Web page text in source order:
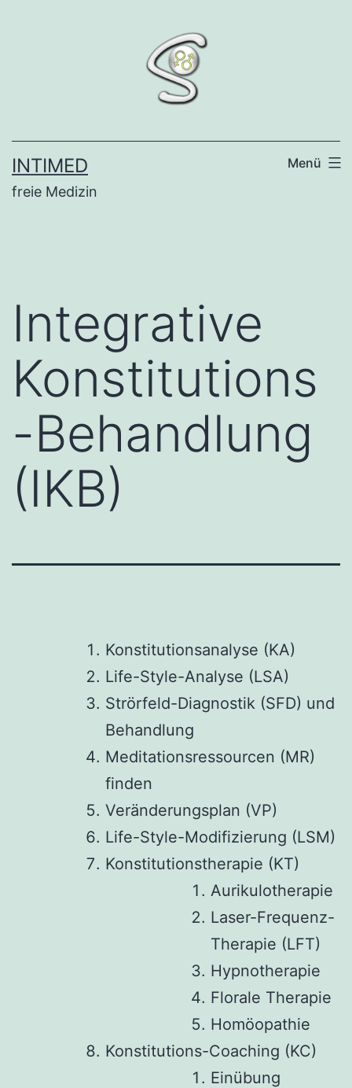
INTIMED
freie Medizin
Menü
Integrative
Konstitutions
-Behandlung
(IKB)
Konstitutionsanalyse (KA)
Life-Style-Analyse (LSA)
Strörfeld-Diagnostik (SFD) und
Behandlung
Meditationsressourcen (MR)
finden
Veränderungsplan (VP)
Life-Style-Modifizierung (LSM)
Konstitutionstherapie (KT)
Aurikulotherapie
Laser-Frequenz-
Therapie (LFT)
Hypnotherapie
Florale Therapie
Homöopathie
Konstitutions-Coaching (KC)
Einübung